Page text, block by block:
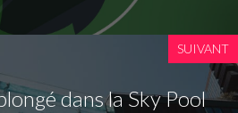
SUIVANT
dans la Sky Pool